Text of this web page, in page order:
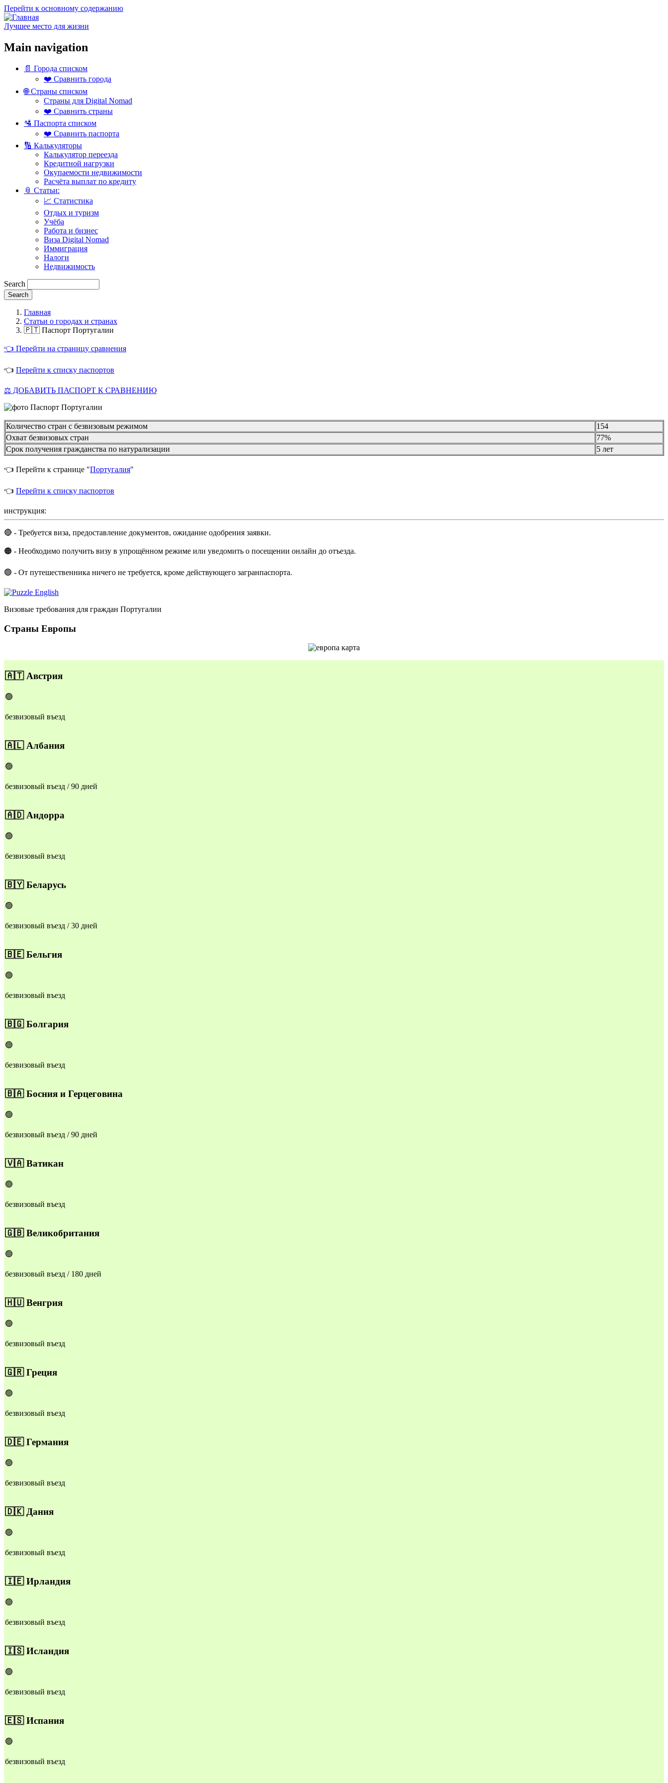
Перейти к основному содержанию
Лучшее место для жизни
Main navigation
📄 Города списком
❤️ Сравнить города
🌐 Страны списком
Страны для Digital Nomad
❤️ Сравнить страны
🛂 Паспорта списком
❤️ Сравнить паспорта
🔢 Калькуляторы
Калькулятор переезда
Кредитной нагрузки
Окупаемости недвижимости
Расчёта выплат по кредиту
📎 Статьи:
📈 Статистика
Отдых и туризм
Учёба
Работа и бизнес
Виза Digital Nomad
Иммиграция
Налоги
Недвижимость
Search
Главная
Статьи о городах и странах
🇵🇹 Паспорт Португалии
👈 Перейти на страницу сравнения
👈 Перейти к списку паспортов
⚖️ ДОБАВИТЬ ПАСПОРТ К СРАВНЕНИЮ
Количество стран с безвизовым режимом
154
Охват безвизовых стран
77%
Срок получения гражданства по натурализации
5 лет
👈 Перейти к странице "Португалия"
👈 Перейти к списку паспортов
инструкция:
🔴 - Требуется виза, предоставление документов, ожидание одобрения заявки.
🟠 - Необходимо получить визу в упрощённом режиме или уведомить о посещении онлайн до отъезда.
🟢 - От путешественника ничего не требуется, кроме действующего загранпаспорта.
Визовые требования для граждан Португалии
Страны Европы
​🇦🇹 Австрия
🟢
безвизовый въезд
🇦🇱 Албания
🟢
безвизовый въезд / 90 дней
🇦🇩Андорра
🟢
безвизовый въезд
🇧🇾Беларусь
🟢
безвизовый въезд / 30 дней
🇧🇪Бельгия
🟢
безвизовый въезд
🇧🇬Болгария
🟢
безвизовый въезд
🇧🇦Босния и Герцеговина
🟢
безвизовый въезд / 90 дней
🇻🇦Ватикан
🟢
безвизовый въезд
🇬🇧Великобритания
🟢
безвизовый въезд / 180 дней
🇭🇺Венгрия
🟢
безвизовый въезд
🇬🇷Греция
🟢
безвизовый въезд
🇩🇪Германия
🟢
безвизовый въезд
🇩🇰 Дания
🟢
безвизовый въезд
🇮🇪Ирландия
🟢
безвизовый въезд
🇮🇸Исландия
🟢
безвизовый въезд
🇪🇸Испания
🟢
безвизовый въезд